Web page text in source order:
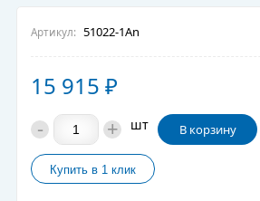
Артикул: 51022-1An
15 915 ₽
- + шт В корзину